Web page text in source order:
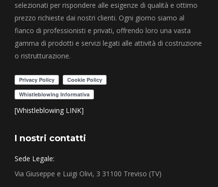
selezionati per rispondere alle esigenze di qualità e ottimo
prezzo richieste dai nostri clienti. Ogni giorno siamo al
fianco di professionisti e privati, offrendo loro una vasta
gamma di prodotti e servizi legati alle attività di costruzione
o ristrutturazione.
[Whistleblowing LINK]
I nostri contatti
Sede Legale:
Via Giuseppe e Luigi Olivi, 3 31100 Treviso (TV)